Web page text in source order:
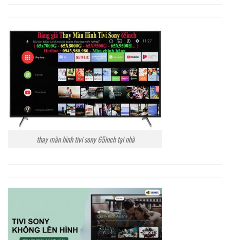
thay màn hình tivi sony 65inch tại nhà